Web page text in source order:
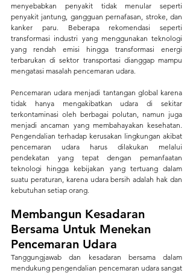
menyebabkan penyakit tidak menular seperti
penyakit jantung, gangguan pernafasan, stroke, dan
kanker paru. Beberapa rekomendasi seperti
transformasi industri yang menggunakan teknologi
yang rendah emisi hingga transformasi energi
terbarukan di sektor transportasi dianggap mampu
mengatasi masalah pencemaran udara.
Pencemaran udara menjadi tantangan global karena
tidak hanya mengakibatkan udara di sekitar
terkontaminasi oleh berbagai polutan, namun juga
menjadi ancaman yang membahayakan kesehatan.
Pengendalian terhadap kerusakan lingkungan akibat
pencemaran udara harus dilakukan melalui
pendekatan yang tepat dengan pemanfaatan
teknologi hingga kebijakan yang tertuang dalam
suatu peraturan, karena udara bersih adalah hak dan
kebutuhan setiap orang.
Membangun Kesadaran
Bersama Untuk Menekan
Pencemaran Udara
Tanggungjawab dan kesadaran bersama dalam
mendukung pengendalian pencemaran udara sangat